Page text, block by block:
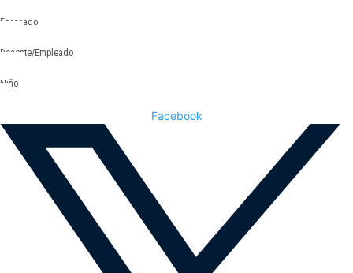
Egresado
Docente/Empleado
Niño
Facebook